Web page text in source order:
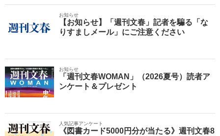
お知らせ
【お知らせ】「週刊文春」記者を騙る「な
りすましメール」にご注意ください
お知らせ
「週刊文春WOMAN」（2026夏号）読者ア
ンケート＆プレゼント
人気記事アンケート
《図書カード5000円分が当たる》週刊文春8